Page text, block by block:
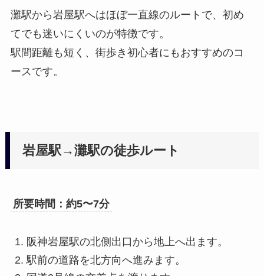
灘駅から岩屋駅へはほぼ一直線のルートで、初め
てでも迷いにくいのが特徴です。
駅間距離も短く、街歩き初心者にもおすすめのコ
ースです。
岩屋駅→灘駅の徒歩ルート
所要時間：約5〜7分
阪神岩屋駅の北側出口から地上へ出ます。
駅前の道路を北方向へ進みます。